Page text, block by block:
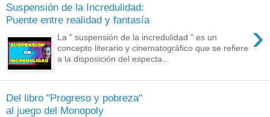
Suspensión de la Incredulidad:
Puente entre realidad y fantasía
›
La " suspensión de la incredulidad " es un
concepto literario y cinematográfico que se refiere
a la disposición del especta...
Del libro "Progreso y pobreza"
al juego del Monopoly